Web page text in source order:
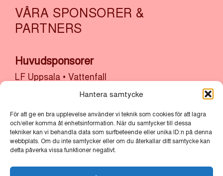
Hantera samtycke
För att ge en bra upplevelse använder vi teknik som cookies för att lagra
och/eller komma åt enhetsinformation. När du samtycker till dessa
tekniker kan vi behandla data som surfbeteende eller unika ID:n på denna
webbplats. Om du inte samtycker eller om du återkallar ditt samtycke kan
detta påverka vissa funktioner negativt.
VÅRA SPONSORER &
PARTNERS
Huvudsponsorer
LF Uppsala • Vattenfall
Akademiska Hus & Uppsala Universitet•Atrium
Ljungberg•Bolander & Co• Bonnier Fastigheter
•Castellum•Cytiva•Kulturlyftet x Uppsala
kommun•Sh Bygg, sten och anläggning x
Uppsala Stadsmission•Thermo Fisher